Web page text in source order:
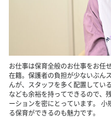
お仕事は保育全般のお仕事をお任
在籍。保護者の負担が少ないぶん
んが、スタッフを多く配置してい
なども余裕を持ってできるので、
ーションを密にとっています。
る保育ができるのも魅力です。